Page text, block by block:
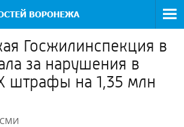
Госжилинспекция в
за нарушения в
на 1,35 млн
СМИ